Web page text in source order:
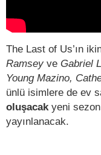
The Last of Us’ın
Ramsey ve Gabriel
Young Mazino,
ünlü isimlere de ev
oluşacak yeni
yayınlanacak.